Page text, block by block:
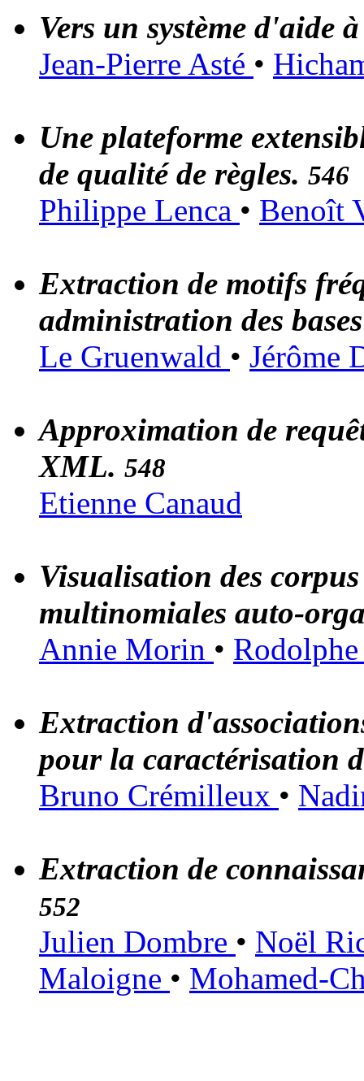
Vers un système d'aide
Jean-Pierre Asté •
Une plateforme
de qualité de règles. 546
Philippe Lenca • Benoît
Extraction de motifs
administration des
Le Gruenwald • Jérôme
Approximation de
XML. 548
Etienne Canaud
Visualisation des
multinomiales auto-
Annie Morin •
Extraction
pour la caractérisation
Bruno Crémilleux •
Extraction de
552
Julien Dombre • Noël
Maloigne • Mohamed-